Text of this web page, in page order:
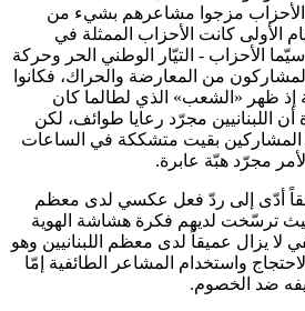
مزجوا مشاعرهم بشيء من
الأولى كانت الأحزاب الممثلة في
الأحزاب - التيّار الوطني الحر وحركة
من المعارضة والحراك، فكانوا
ظهر «الشعب» الذي لطالما كان
اللبنانيين مجرّد رعايا طوائف، لكن
المشاركين بقيت متشككة في الساعات
مجرّد هبّة عابرة.
أدّى إلى ردّ فعل عكسي لدى معظم
ترسّخت لديهم فكرة هشاشة الهوية
لا يزال عميقاً لدى معظم اللبنانيين وهو
واستخدام المشاعر الطائفية إمّا
ضد الخصوم.